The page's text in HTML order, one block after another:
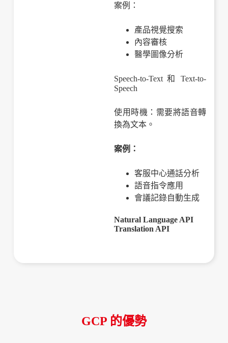
案例：
產品視覺搜索
內容審核
醫學圖像分析
Speech-to-Text 和 Text-to-
Speech
使用時機：需要將語音轉
換為文本。
案例：
客服中心通話分析
語音指令應用
會議記錄自動生成
Natural Language API
Translation API
GCP 的優勢